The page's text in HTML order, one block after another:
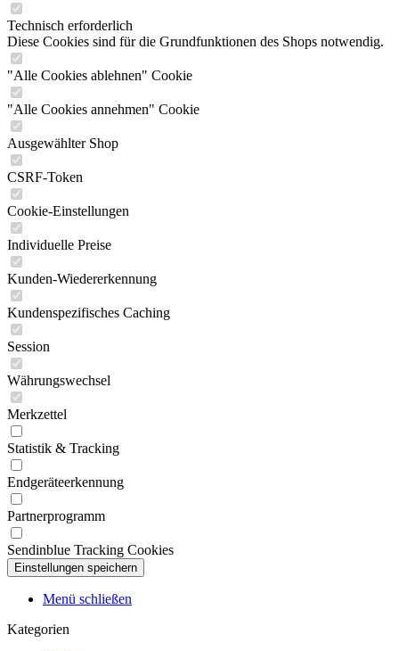
Technisch erforderlich
Diese Cookies sind für die Grundfunktionen des Shops notwendig.
"Alle Cookies ablehnen" Cookie
"Alle Cookies annehmen" Cookie
Ausgewählter Shop
CSRF-Token
Cookie-Einstellungen
Individuelle Preise
Kunden-Wiedererkennung
Kundenspezifisches Caching
Session
Währungswechsel
Merkzettel
Statistik & Tracking
Endgeräteerkennung
Partnerprogramm
Sendinblue Tracking Cookies
Menü schließen
Kategorien